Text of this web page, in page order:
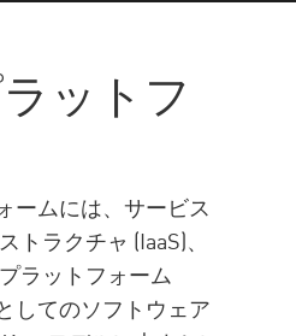
ン
ットフ
ームには、サービス
トラクチャ (IaaS)、
ラットフォーム
してのソフトウェア